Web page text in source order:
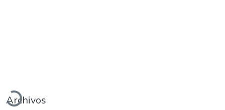
Cargando...
Archivos